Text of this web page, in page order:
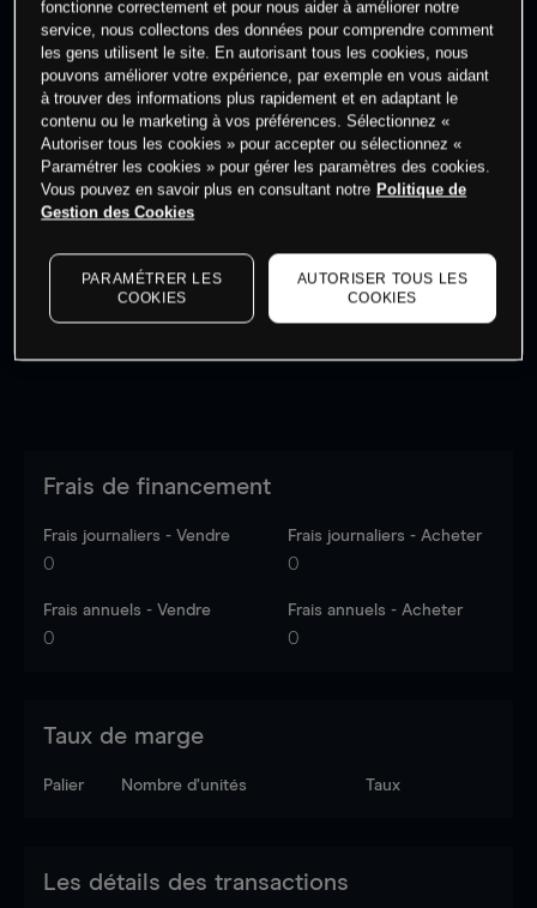
Commencez à trader
Les prix sont indicatifs.
market data
Frais de financement
Frais journaliers - Vendre
0
Frais journaliers - Acheter
0
Frais annuels - Vendre
0
Frais annuels - Acheter
0
Taux de marge
Palier Nombre d’unités Taux
Les détails des transactions
fonctionne correctement et pour nous aider à améliorer notre
service, nous collectons des données pour comprendre comment
les gens utilisent le site. En autorisant tous les cookies, nous
pouvons améliorer votre expérience, par exemple en vous aidant
à trouver des informations plus rapidement et en adaptant le
contenu ou le marketing à vos préférences. Sélectionnez «
Autoriser tous les cookies » pour accepter ou sélectionnez «
Paramétrer les cookies » pour gérer les paramètres des cookies.
Vous pouvez en savoir plus en consultant notre Politique de
Gestion des Cookies
PARAMÉTRER LES
COOKIES
AUTORISER TOUS LES
COOKIES